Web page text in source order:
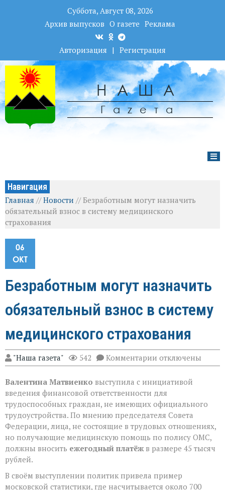
Суббота, Август 08, 2026
Архив выпусков О газете Реклама
Авторизация | Регистрация
НАША
Гаzета
Навигация
Главная //Новости //Безработным могут назначить
обязательный взнос в систему медицинского
страхования
06
ОКТ
Безработным могут назначить
обязательный взнос в систему
медицинского страхования
"Наша газета" 542 Комментарии к
записи
могут
назначить
обязательный
взнос
в
систему
медицинского
страхования
отключены
Валентина Матвиенко выступила с инициативой
введения финансовой ответственности для
трудоспособных граждан, не имеющих официального
трудоустройства. По мнению председателя Совета
Федерации, лица, не состоящие в трудовых отношениях,
но получающие медицинскую помощь по полису ОМС,
должны вносить ежегодный платёж в размере 45 тысяч
рублей.
В своём выступлении политик привела пример
московской статистики, где насчитывается около 700